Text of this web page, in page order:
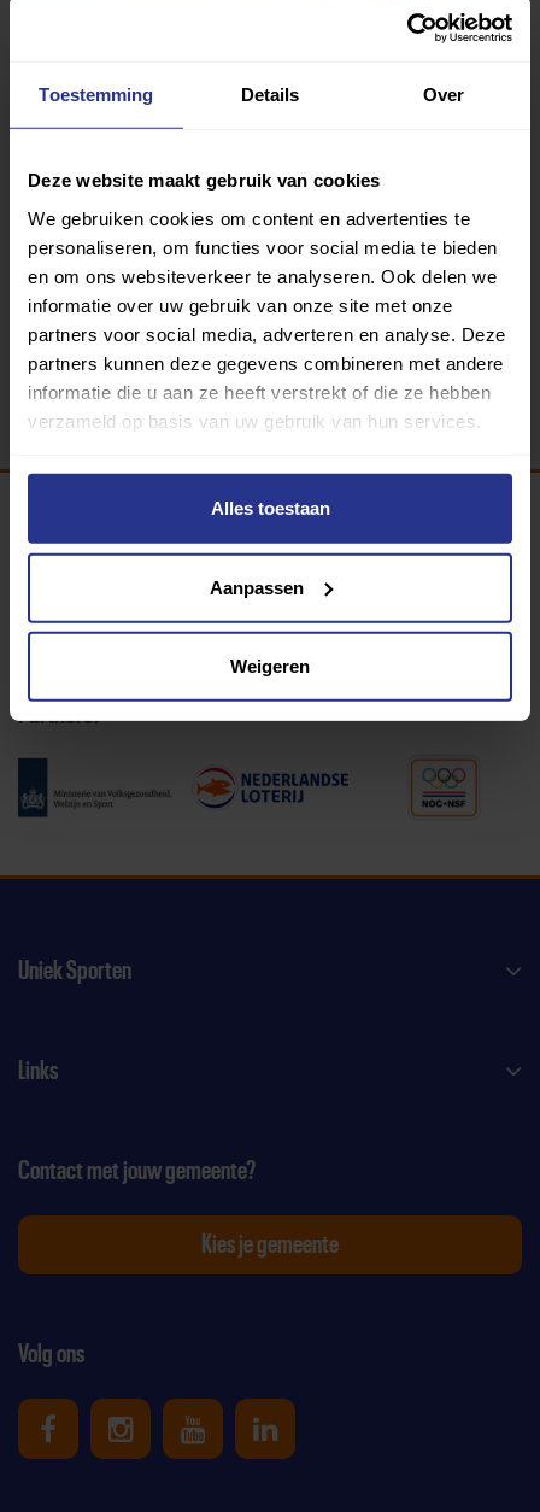
Toestemming Details Over
Deze website maakt gebruik van cookies
We gebruiken cookies om content en advertenties te
personaliseren, om functies voor social media te bieden
en om ons websiteverkeer te analyseren. Ook delen we
informatie over uw gebruik van onze site met onze
partners voor social media, adverteren en analyse. Deze
partners kunnen deze gegevens combineren met andere
informatie die u aan ze heeft verstrekt of die ze hebben
verzameld op basis van uw gebruik van hun services.
Alles toestaan
Aanpassen
Weigeren
Boccia
Sportcomplex Eekeburen
Terug
Programma van:
Partners:
Uniek Sporten
Links
Volg ons
Uniek Sporten op Facebook
Uniek Sporten op Instagram
Uniek Sporten op Youtube
Uniek Sporten op
Contact met jouw gemeente?
Kies je gemeente